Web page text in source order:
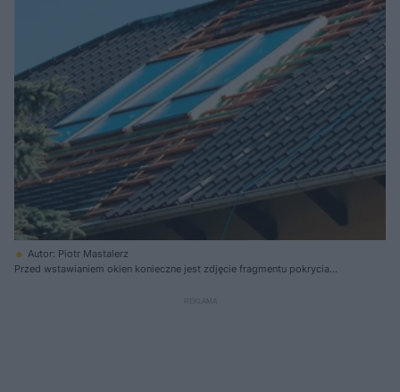
Autor: Piotr Mastalerz
Przed wstawianiem okien konieczne jest zdjęcie fragmentu pokrycia
nich dociąć fragmenty na uzupełnienia pokrycia po wstawieniu okien